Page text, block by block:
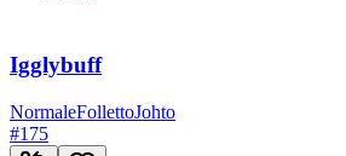
Igglybuff
NormaleFollettoJohto
#175